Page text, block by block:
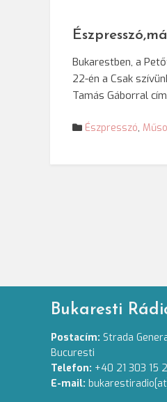
Bukarestben, a
22-én a Csak
Tamás Gáborral
Észpresszó,
Bukaresti
Postacím: Strada
Bucuresti
Telefon: +40 21 303 15
E-mail: